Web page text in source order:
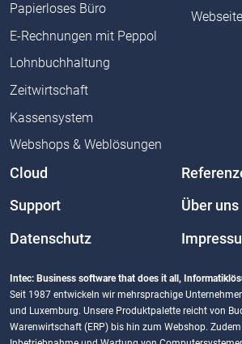
Papierloses Büro
E-Rechnungen mit Peppol
Lohnbuchhaltung
Zeitwirtschaft
Kassensystem
Webshops & Weblösungen
Cloud
Support Über uns
Datenschutz
Intec: Business software that does it all,
Seit 1987 entwickeln wir mehrsprachige
und Luxemburg. Unsere Produktpalette reicht von
Warenwirtschaft (ERP) bis hin zum Webshop.